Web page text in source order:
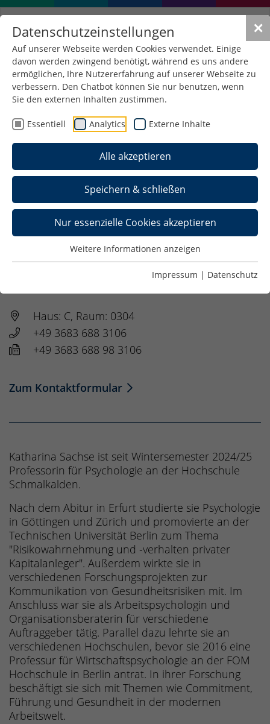
✕
Datenschutzeinstellungen
Auf unserer Webseite werden Cookies verwendet. Einige
davon werden zwingend benötigt, während es uns andere
ermöglichen, Ihre Nutzererfahrung auf unserer Webseite zu
verbessern. Den Chatbot können Sie nur benutzen, wenn
Sie den externen Inhalten zustimmen.
Essentiell Analytics Externe Inhalte
Alle akzeptieren
Speichern & schließen
Nur essenzielle Cookies akzeptieren
Weitere Informationen anzeigen
Impressum | Datenschutz
Prof. Dr. Katharina Sachse
Haus: C, Raum: 0304
+49 3683 688 3106
+49 3683 688 98 3106
Zum Kontaktformular
Katharina Sachse ist seit Wintersemester 2024/25
Professorin für Psychologie an der Hochschule
Schmalkalden.
Nach dem Abitur in Erfurt studierte sie Psychologie
in Göttingen und Zürich und promovierte an der
Technischen Universität Berlin zum Thema
"Risikowahrnehmung und -verhalten privater
Kapitalanleger". Außerdem wirkte sie in
verschiedenen Forschungsprojekten zur
Kommunikation von Gesundheitsrisiken mit. Im
Anschluss war sie als Arbeitspsychologin und
Organisationsberaterin für verschiedene
Auftraggeber tätig. Parallel dazu lehrte sie an
verschiedenen Hochschulen, bevor sie 2016 eine
Professur für Wirtschaftspsychologie an der FOM
Hochschule in Berlin antrat. In ihrer Forschung
beschäftigt sie sich mit Themen wie Commitment,
Führung und Gesundheit in der modernen
Arbeitswelt.